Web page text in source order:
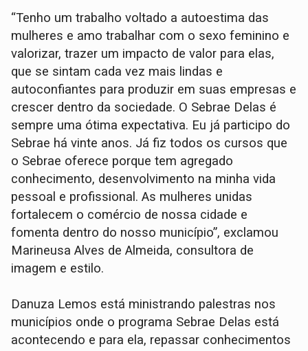
“Tenho um trabalho voltado a autoestima das
mulheres e amo trabalhar com o sexo feminino e
valorizar, trazer um impacto de valor para elas,
que se sintam cada vez mais lindas e
autoconfiantes para produzir em suas empresas e
crescer dentro da sociedade. O Sebrae Delas é
sempre uma ótima expectativa. Eu já participo do
Sebrae há vinte anos. Já fiz todos os cursos que
o Sebrae oferece porque tem agregado
conhecimento, desenvolvimento na minha vida
pessoal e profissional. As mulheres unidas
fortalecem o comércio de nossa cidade e
fomenta dentro do nosso município”, exclamou
Marineusa Alves de Almeida, consultora de
imagem e estilo.
Danuza Lemos está ministrando palestras nos
municípios onde o programa Sebrae Delas está
acontecendo e para ela, repassar conhecimentos